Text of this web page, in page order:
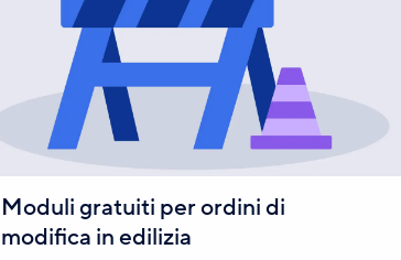
Moduli gratuiti per ordini di
modifica in edilizia